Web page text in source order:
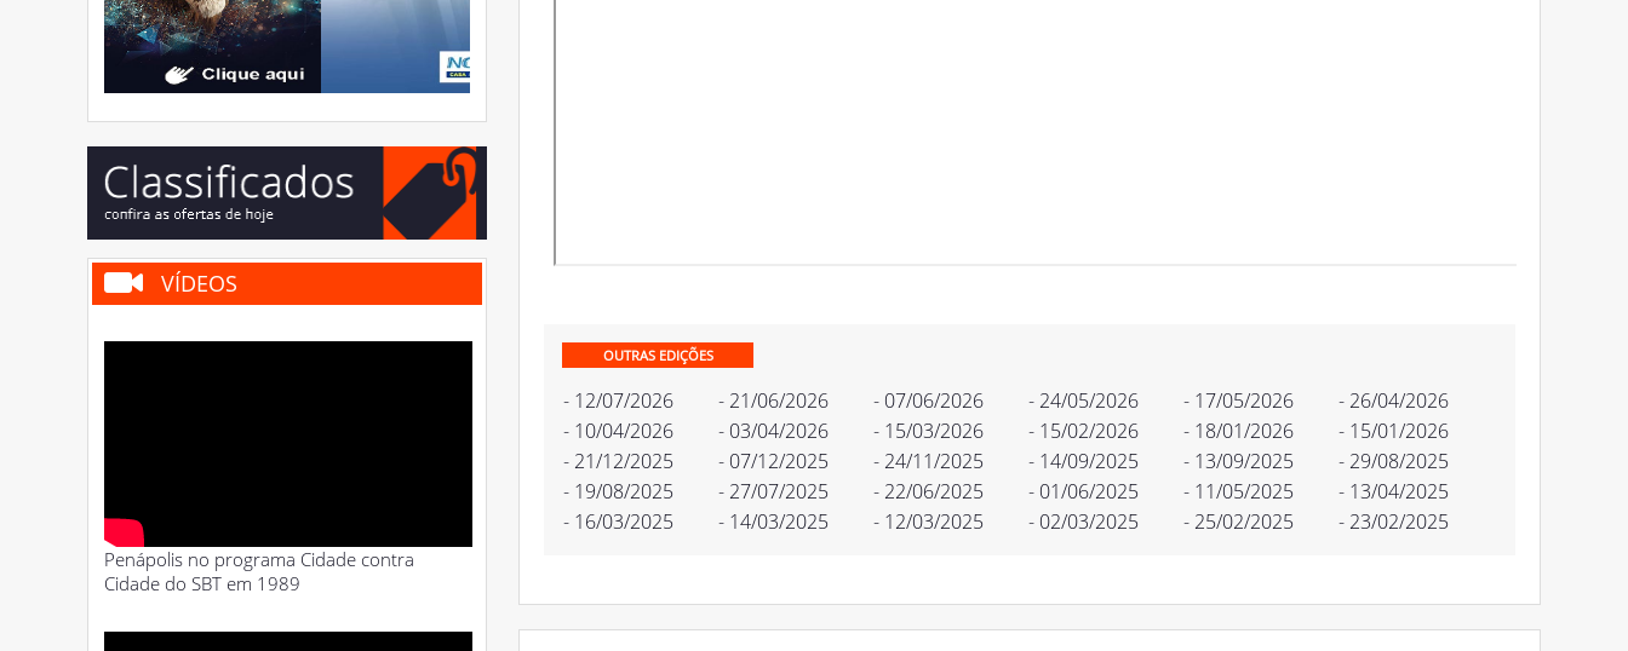
VÍDEOS
Penápolis no programa Cidade contra
Cidade do SBT em 1989
OUTRAS EDIÇÕES
- 12/07/2026 - 21/06/2026 - 07/06/2026 - 24/05/2026 - 17/05/2026
- 26/04/2026
- 10/04/2026
- 03/04/2026 - 15/03/2026 - 15/02/2026 - 18/01/2026
- 15/01/2026
- 21/12/2025
- 07/12/2025 - 24/11/2025 - 14/09/2025 - 13/09/2025
- 29/08/2025
- 19/08/2025
- 27/07/2025 - 22/06/2025 - 01/06/2025 - 11/05/2025
- 13/04/2025
- 16/03/2025
- 14/03/2025 - 12/03/2025 - 02/03/2025 - 25/02/2025 - 23/02/2025